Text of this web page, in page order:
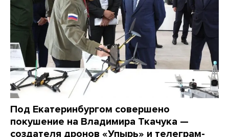
Под Екатеринбургом совершено
покушение на Владимира Ткачука —
создателя дронов «Упырь» и телеграм-